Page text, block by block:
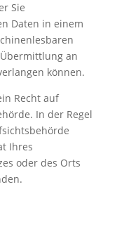
Sie
Daten in einem
an
können.
Recht auf
In der Regel
Ihres
oder des Orts